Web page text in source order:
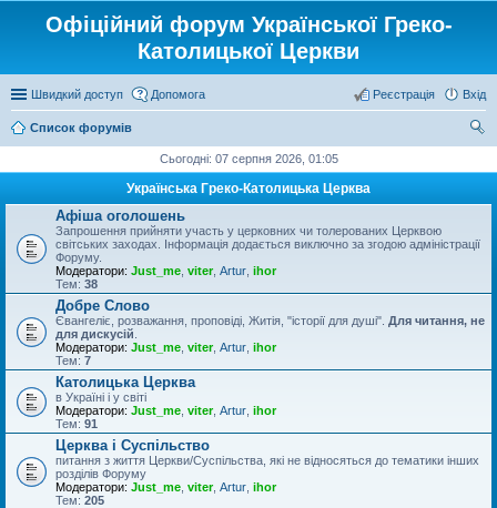
Офіційний форум Української Греко-
Католицької Церкви
Швидкий доступ Допомога Вхід
Реєстрація
Список форумів
Сьогодні: 07 серпня 2026, 01:05
Українська Греко-Католицька Церква
Афіша оголошень
Запрошення прийняти участь у церковних чи толерованих Церквою
світських заходах. Інформація додається виключно за згодою адміністрації
Форуму.
Модератори: Just_me viter, Artur ihor
Тем: 38
Добре Слово
Євангеліє, розважання, проповіді, Житія, "історії для душі". Для читання, не
для дискусій
Модератори: Just_me viter, Artur ihor
Тем: 7
Католицька Церква
в Україні і у світі
Модератори: Just_me viter, Artur ihor
Тем: 91
Церква і Суспільство
питання з життя Церкви/Суспільства, які не відносяться до тематики інших
розділів Форуму
Модератори: Just_me viter, Artur ihor
Тем: 205